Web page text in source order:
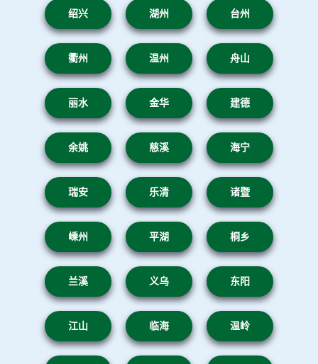
绍兴 湖州 台州
衢州 温州 舟山
丽水 金华 建德
余姚 慈溪 海宁
瑞安 乐清 诸暨
嵊州 平湖 桐乡
兰溪 义乌 东阳
江山 临海 温岭